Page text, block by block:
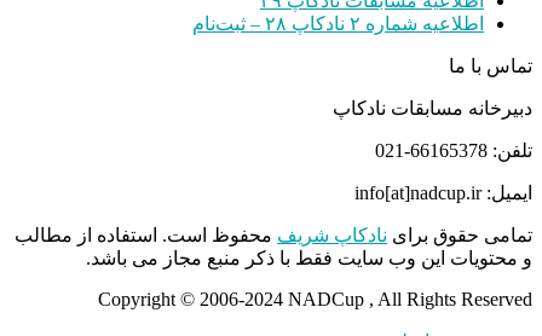
اطلاعیه شماره ۲ نادکاپ ۲۸ – ثبت‌نام
تماس با ما
دبیرخانه مسابقات نادکاپ
تلفن: 66165378-021
ایمیل: info[at]nadcup.ir
تمامی حقوق برای نادکاپ شریف محفوظ است. استفاده از مطالب
و محتویات این وب سایت فقط با ذکر منبع مجاز می باشد.
Copyright © 2006-2024 NADCup , All Rights Reserved